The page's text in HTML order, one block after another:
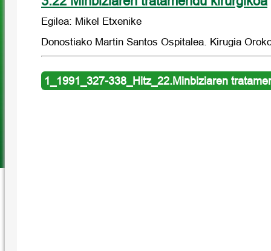
Egilea: Mikel Etxenike
Donostiako Martin Santos Ospitalea. Kirugia
1_1991_327-338_Hitz_22.Minbiziaren